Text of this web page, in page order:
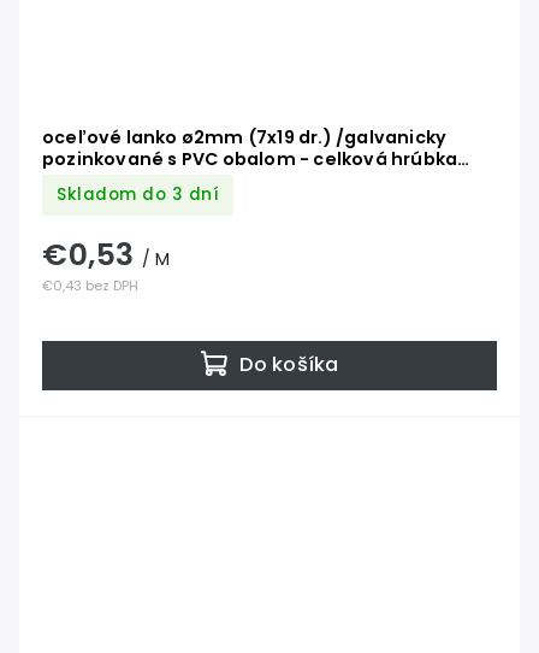
oceľové lanko ø2mm (7x19 dr.) /galvanicky
pozinkované s PVC obalom - celková hrúbka
Skladom do 3 dní
€0,43 bez DPH
€0,53 / M
Do košíka